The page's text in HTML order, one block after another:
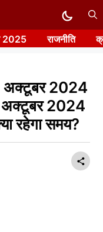
2025 राजनीति
2024
2024
रहेगा समय?